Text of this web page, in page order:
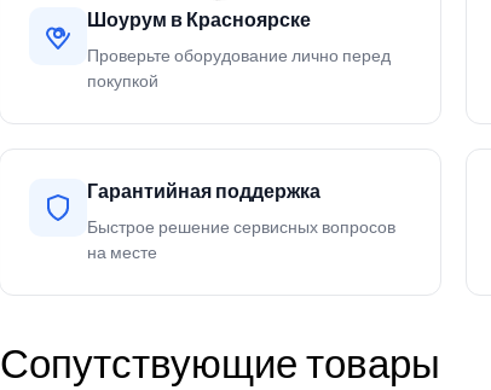
Шоурум в Красноярске
Проверьте оборудование лично перед
покупкой
Гарантийная поддержка
Быстрое решение сервисных вопросов
на месте
Сопутствующие товары